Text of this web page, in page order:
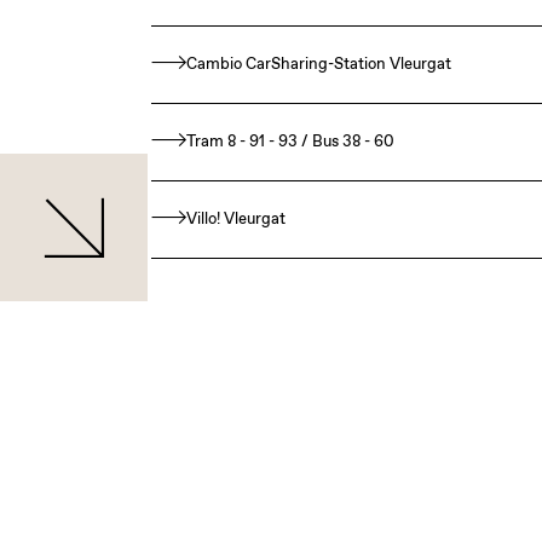
Cambio CarSharing-Station Vleurgat
Tram 8 - 91 - 93 / Bus 38 - 60
Villo! Vleurgat